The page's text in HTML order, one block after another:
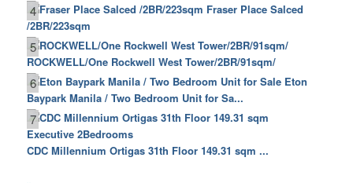
4
Fraser Place Salced
/2BR/223sqm
5
ROCKWELL/One Rockwell West Tower/2BR/91sqm/
6
Eton
Baypark Manila / Two Bedroom Unit for Sa...
7
CDC Millennium Ortigas 31th Floor 149.31 sqm ...